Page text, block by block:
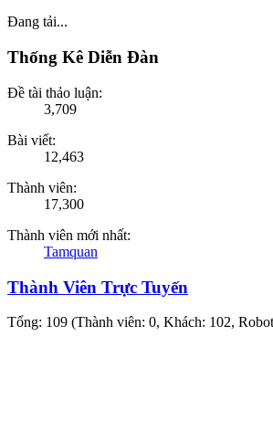
Đang tải...
Thống Kê Diễn Đàn
Đề tài thảo luận:
3,709
Bài viết:
12,463
Thành viên:
17,300
Thành viên mới nhất:
Tamquan
Thành Viên Trực Tuyến
Tổng: 109 (Thành viên: 0, Khách: 102,